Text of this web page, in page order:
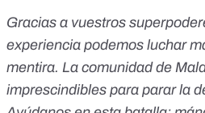
Gracias a vuestros
experiencia podemos luchar
mentira. La comunidad de
imprescindibles para parar la